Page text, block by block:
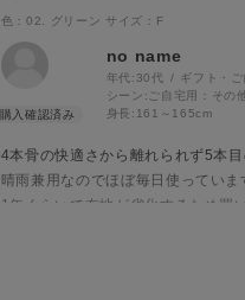
色：02. グリーン サイズ：F
no name
年代:30代
ギフト・
シーン: ご自宅用：その
身長: 161～165cm
4本骨の快適さから離れられず5本
晴雨兼用なのでほぼ毎日使っていま
1年くらいで布地が劣化するため買